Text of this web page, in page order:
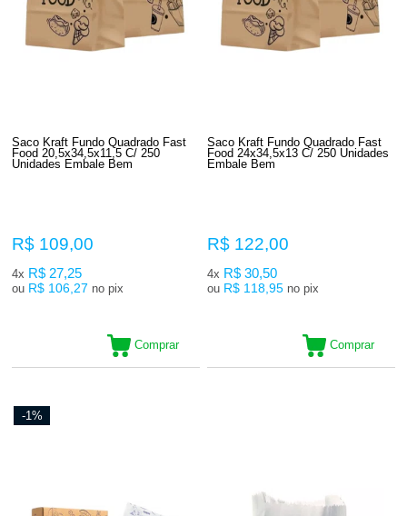
Saco Kraft Fundo Quadrado Fast
Food 20,5x34,5x11,5 C/ 250
Unidades Embale Bem
R$ 109,00
4x R$ 27,25
ou R$ 106,27 no pix
Comprar
Saco Kraft Fundo Quadrado Fast
Food 24x34,5x13 C/ 250 Unidades
Embale Bem
R$ 122,00
4x R$ 30,50
ou R$ 118,95 no pix
Comprar
-1%